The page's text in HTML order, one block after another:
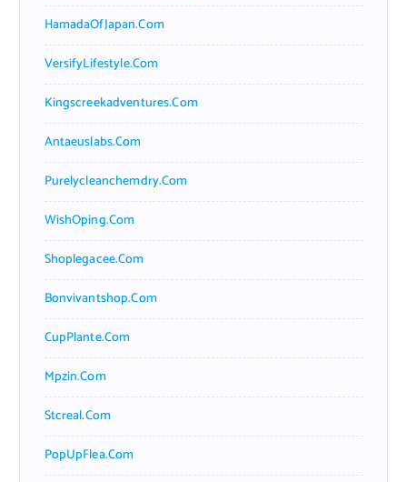
HamadaOfJapan.com
VersifyLifestyle.com
Kingscreekadventures.com
Antaeuslabs.com
Purelycleanchemdry.com
WishOping.com
Shoplegacee.com
Bonvivantshop.com
CupPlante.com
Mpzin.com
Stcreal.com
PopUpFlea.com